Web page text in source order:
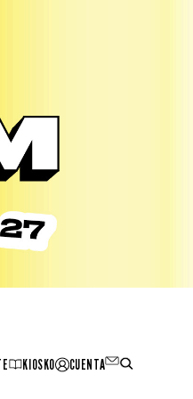
KIOSKO CUENTA